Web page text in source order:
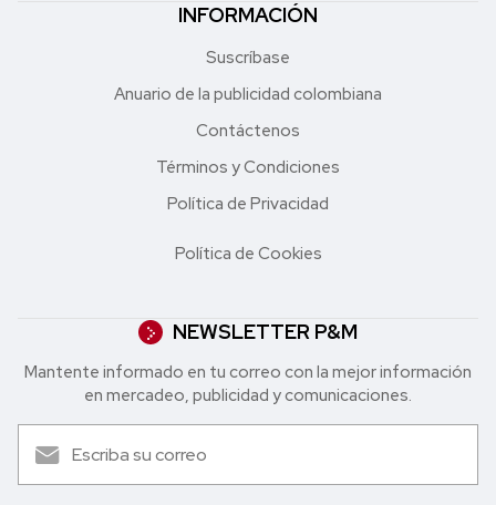
INFORMACIÓN
Suscríbase
Anuario de la publicidad colombiana
Contáctenos
Términos y Condiciones
Política de Privacidad
Política de Cookies
NEWSLETTER P&M
Mantente informado en tu correo con la mejor in formación
en mercadeo, publicidad y comunicaciones.